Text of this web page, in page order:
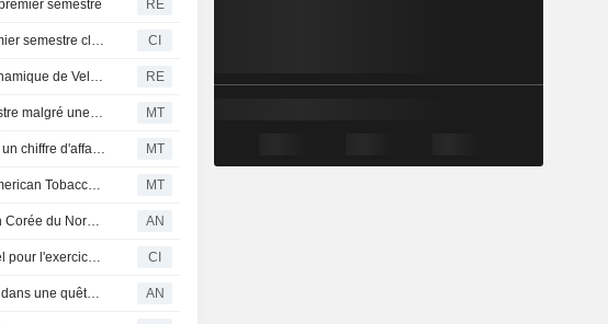
semestre RE
British American Tobacco p.l.c. publie ses résultats pour le premier semestre clos le 30 juin 2026 CI
BAT relève son objectif de croissance annuelle, porté par la dynamique de Velo aux États-Unis RE
British American Tobacco : le bénéfice recule au premier semestre malgré une hausse du chiffre d'affaires MT
Flash résultats (BATS.L) : British American Tobacco PLC publie un chiffre d'affaires de 12,24 milliards de GBP au premier semestre MT
BofA estime que les résultats du premier semestre de British American Tobacco seront " sans surprise » MT
BAT poursuivi par des investisseurs concernant ses activités en Corée du Nord - The Times AN
British American Tobacco p.l.c. annonce un dividende trimestriel pour l'exercice clos au 31 décembre 2026, payable le 14 août 2026 CI
Le programme de transformation de BAT impacte 9 000 postes dans une quête d'efficacité AN